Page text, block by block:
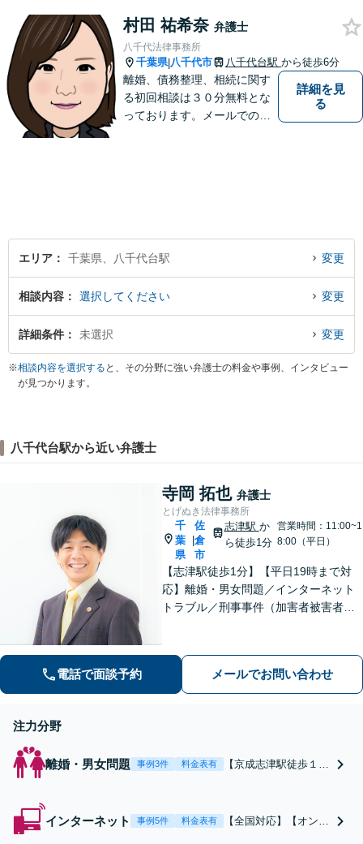
村田 祐希奈 弁護士
八千代法律事務所
千葉県|八千代市 八千代台駅 から徒歩6分
離婚、債務整理、相続に関す
る初回相談は３０分無料とな
っております。メールでのご
詳細を見
る
エリア 千葉県、八千代台駅 変更
相談内容 選択してください 変更
詳細条件 未選択 変更
※相談内容を選択する と、その分野に強い弁護士の料金や事例、インタビュー
が見つかります。
八千代台駅から近い弁護士
寺岡 拓也 弁護士
とげぬき法律事務所
千
葉
県
佐
倉
市
志津駅 か
ら徒歩1分
営業時間：11:00~1
8:00（平日）
【志津駅徒歩1分】【平日19時まで対
応】離婚・男女問題／インターネット
トラブル／刑事事件（加害者被害者含
ご相談ください【zoom面談可】【全国
相談対応】
電話で面談予約 メールでお問い合わせ
注力分野
離婚・男女問題 事例3件 料金表有
【京成志津駅徒歩１
談ください。相談から
インターネット 事例5件 料金表有
【全国対応】【オンラ